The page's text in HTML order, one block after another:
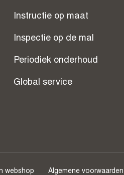
Instructie op maat
Inspectie op de mal
Periodiek onderhoud
Global service
webshop Algemene